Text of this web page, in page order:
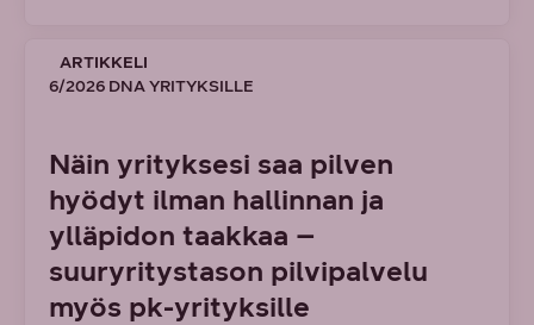
ARTIKKELI
6/2026 DNA YRITYKSILLE
Näin yrityksesi saa pilven
hyödyt ilman hallinnan ja
ylläpidon taakkaa –
suuryritystason pilvipalvelu
myös pk-yrityksille